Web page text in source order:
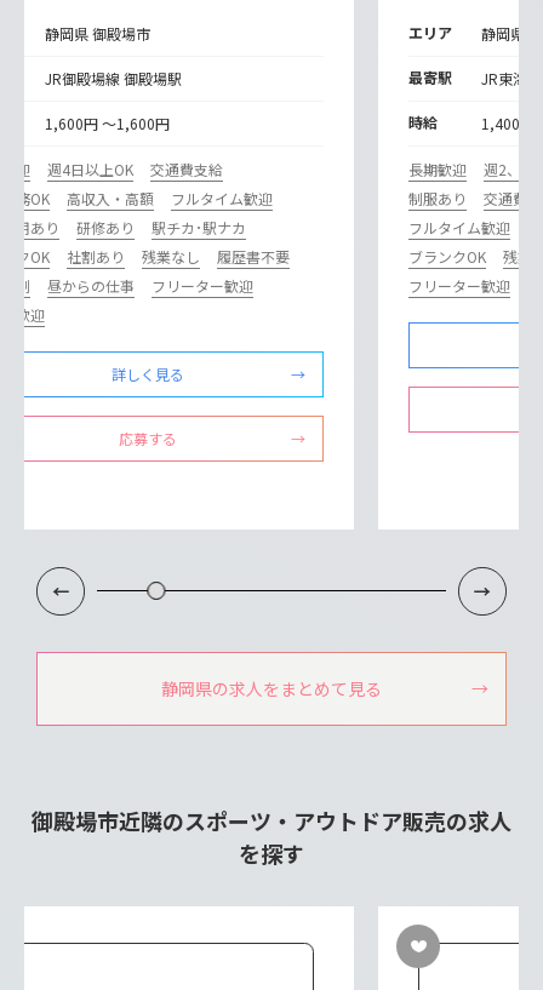
静岡県 御殿場市
JR御殿場線 御殿場駅
1,600円 ～1,600円
迎 週4日以上OK
交通費支給
務OK
高収入・高額
フルタイム歓迎
用あり
研修あり
駅チカ･駅ナカ
クOK
社割あり 残業なし
履歴書不要
制
昼からの仕事
フリーター歓迎
歓迎
詳しく見る
応募する
エリア 静岡県
最寄駅 JR東海
時給 1,400円
長期歓迎
週2、3
制服あり
交通費
フルタイム歓迎
ブランクOK
残業
フリーター歓迎
静岡県の求人をまとめて見る
御殿場市近隣のスポーツ・アウトドア販売の求人
を探す